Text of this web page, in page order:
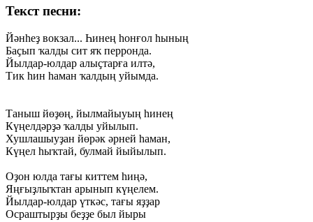
Текст песни:
Йәнһеҙ вокзал... Һинең һонғол һының
Баҫып ҡалды сит яҡ перронда.
Йылдар-юлдар алыҫтарға илтә,
Тик һин һаман ҡалдың уйымда.
Таныш йөҙөң, йылмайыуың һинең
Күңелдәрҙә ҡалды уйылып.
Хушлашыуҙан йөрәк әрней һаман,
Күңел һыҡтай, булмай йыйылып.
Оҙон юлда тағы киттем һиңә,
Яңғыҙлыҡтан арынып күңелем.
Йылдар-юлдар үткәс, тағы яҙҙар
Осраштырҙы беҙҙе был йыры